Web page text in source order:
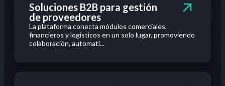
Soluciones B2B para gestión
de proveedores
La plataforma conecta módulos comerciales,
financieros y logísticos en un solo lugar, promoviendo
colaboración, automati...